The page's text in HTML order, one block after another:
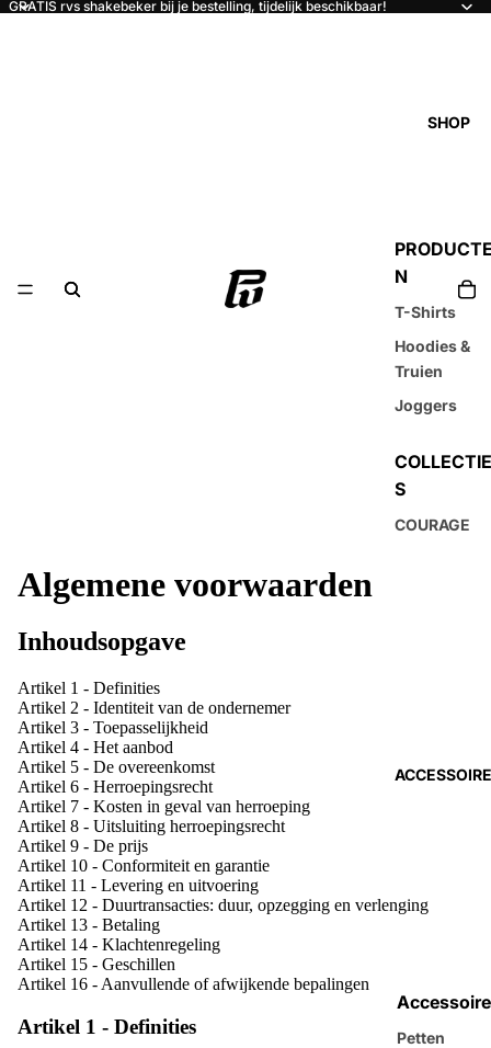
GRATIS rvs shakebeker bij je bestelling, tijdelijk beschikbaar!
SHOP
N
T-Shirts
Hoodies &
Truien
Joggers
COLLECTIE
S
COURAGE
Petten
Algemene voorwaarden
Inhoudsopgave
Artikel 1 - Definities
Artikel 2 - Identiteit van de ondernemer
Artikel 3 - Toepasselijkheid
Artikel 4 - Het aanbod
Artikel 5 - De overeenkomst
Artikel 6 - Herroepingsrecht
Artikel 7 - Kosten in geval van herroeping
Artikel 8 - Uitsluiting herroepingsrecht
Artikel 9 - De prijs
Artikel 10 - Conformiteit en garantie
Artikel 11 - Levering en uitvoering
Artikel 12 - Duurtransacties: duur, opzegging en verlenging
Artikel 13 - Betaling
Artikel 14 - Klachtenregeling
Artikel 15 - Geschillen
Artikel 16 - Aanvullende of afwijkende bepalingen
Artikel 1 - Definities